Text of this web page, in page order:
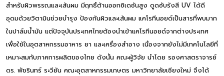
สำหรับผิวพรรณและเส้นผม มีฤทธิ์ต้านออกซิเดชันสูง ดูดซับรังสี UV ได้ดี
อุดมด้วยวิตามินช่วยบำรุง ป้องกันผิวและเส้นผม แคโรทีนอยด์เป็นสารที่พบมาก
ในปาล์มน้ำมัน แต่ปัจจุบันประเทศไทยต้องนำเข้าแคโรทีนอยด์จากต่างประเทศ
เพื่อใช้ในอุตสาหกรรมอาหาร ยา และเครื่องสำอาง เนื่องจากยังไม่มีเทคโนโลยีที่
เหมาะสมกับภาคการผลิตของไทย ดังนั้น คณะผู้วิจัย นำโดย รองศาสตราจารย์
ดร. พัชรินทร์ ระวียัน คณะอุตสาหกรรมเกษตร มหาวิทยาลัยเชียงใหม่ จึงได้